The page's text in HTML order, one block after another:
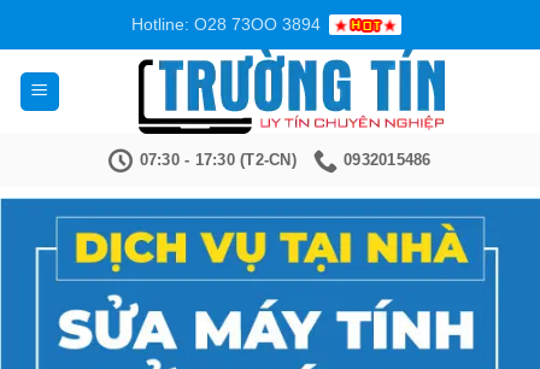
nội
dung
Hotline: O28 73OO 3894
07:30 - 17:30 (T2-CN) 0932015486